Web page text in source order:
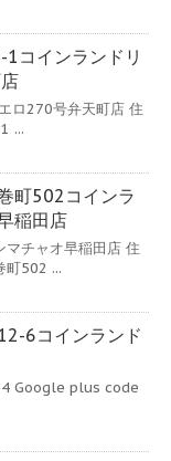
コインランドリ
ロ270号弁天町店 住
...
町502コインラ
稲田店
マチャオ早稲田店 住
町502 ...
6コインランド
Google plus code